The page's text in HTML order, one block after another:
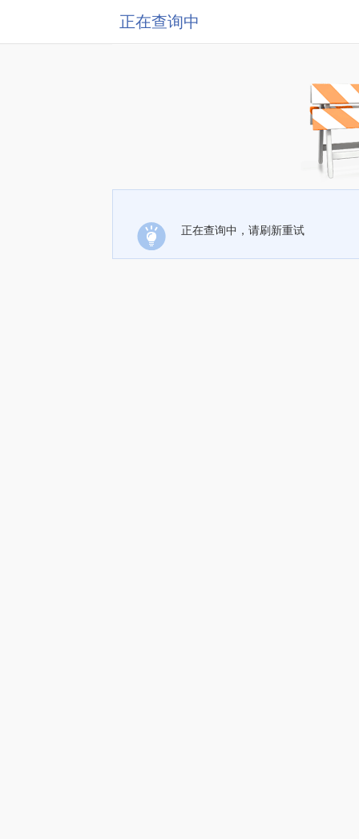
正在查询中
正在查询中，请刷新重试